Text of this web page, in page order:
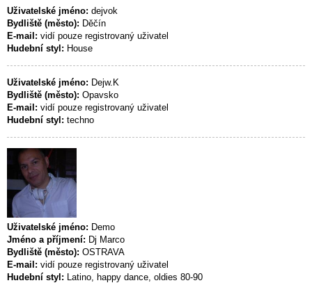
Uživatelské jméno: dejvok
Bydliště (město): Děčín
E-mail: vidí pouze registrovaný uživatel
Hudební styl: House
Uživatelské jméno: Dejw.K
Bydliště (město): Opavsko
E-mail: vidí pouze registrovaný uživatel
Hudební styl: techno
Uživatelské jméno: Demo
Jméno a příjmení: Dj Marco
Bydliště (město): OSTRAVA
E-mail: vidí pouze registrovaný uživatel
Hudební styl: Latino, happy dance, oldies 80-90